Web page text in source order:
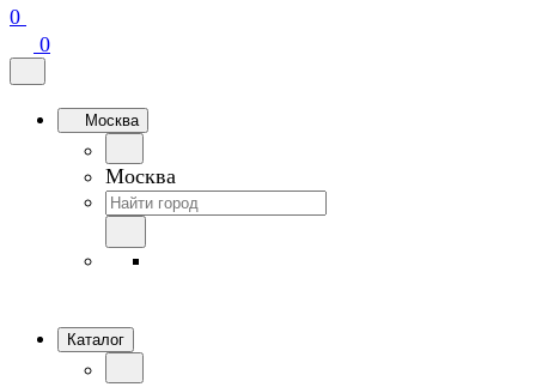
0
0
Москва
Москва
Каталог